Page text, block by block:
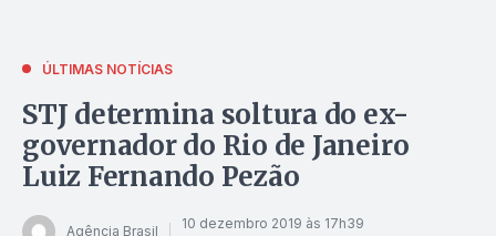
ÚLTIMAS NOTÍCIAS
STJ determina soltura do ex-
governador do Rio de Janeiro
Luiz Fernando Pezão
Agência Brasil 10 dezembro 2019 às 17h39